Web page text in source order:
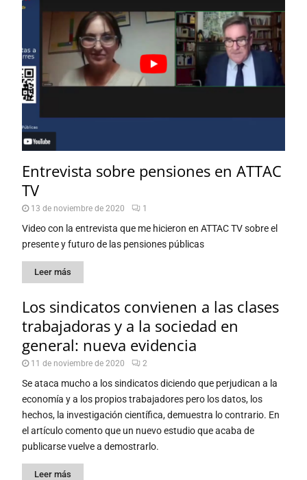
Entrevista sobre pensiones en ATTAC
TV
13 de noviembre de 2020 1
Video con la entrevista que me hicieron en ATTAC TV sobre el
presente y futuro de las pensiones públicas
Leer más
Los sindicatos convienen a las clases
trabajadoras y a la sociedad en
general: nueva evidencia
11 de noviembre de 2020 2
Se ataca mucho a los sindicatos diciendo que perjudican a la
economía y a los propios trabajadores pero los datos, los
hechos, la investigación científica, demuestra lo contrario. En
el artículo comento que un nuevo estudio que acaba de
publicarse vuelve a demostrarlo.
Leer más